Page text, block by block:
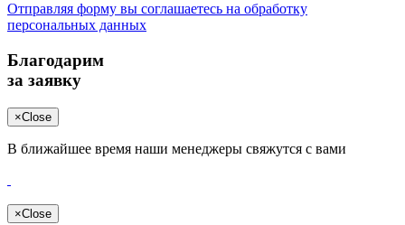
Отправляя форму вы соглашаетесь на обработку
персональных данных
Благодарим
за заявку
×Close
В ближайшее время наши менеджеры свяжутся с вами
×Close